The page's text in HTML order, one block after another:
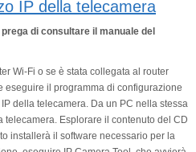
IP della telecamera
di consultare il manuale del
Wi-Fi o se è stata collegata al router
eseguire il programma di configurazione
della telecamera. Da un PC nella stessa
Esplorare il contenuto del CD
installerà il software necessario per la